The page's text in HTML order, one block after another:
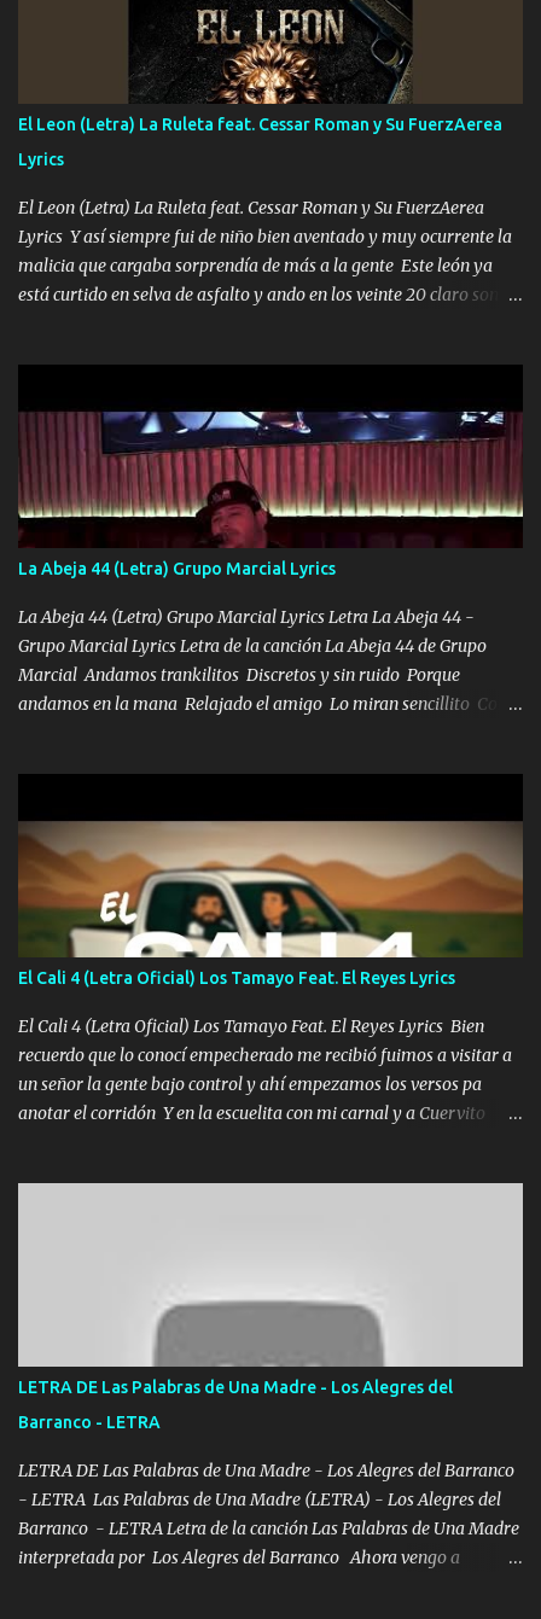
Música Si es que salta algún problema de confianza tengo gente
ahí está el Hombre Cuarenta y también Pariente 7 arreglan
cualquier problema no más es cuestión que ordené NOS HACE
FALTA UN HERMANO DE CLAVE ERA EL 24 SIEMPRE FUE UN
HOMBRE VALIENTE POR ALGO M'URIÓ PELEAND0 SIEMPRE
VIO POR LA FAMILIA PARA QUE SIGA EL LEGADO Es el DOS de
los HERMANOS un cerebro inteligente y com...
El Leon (Letra) La Ruleta feat. Cessar Roman y Su FuerzAerea
Lyrics
El Leon (Letra) La Ruleta feat. Cessar Roman y Su FuerzAerea
Lyrics Y así siempre fui de niño bien aventado y muy ocurrente la
malicia que cargaba sorprendía de más a la gente Este león ya
está curtido en selva de asfalto y ando en los veinte 20 claro son
pa más pues hay charola les voy a dar hasta topar pues no hay de
otra Música Surcando bien mi camino voy por mi línea no veo a
los lados aquel que no corre vuela no se me duerm voy chicoteado
Ya pasé varias hazañas ya tienen rato que me agarran el colmillo
de este León los estatales no sé esperaron Al tiro esta la PrimiZa
también la nueve que cargo al lado doy la mano al que su amigo y
al traicionero damos pa abajo Y No me paran aquí hay pa más
pues hay charola les voy a dar hasta topar pues no hay de otra...
La Abeja 44 (Letra) Grupo Marcial Lyrics
La Abeja 44 (Letra) Grupo Marcial Lyrics Letra La Abeja 44 -
Grupo Marcial Lyrics Letra de la canción La Abeja 44 de Grupo
Marcial Andamos trankilitos Discretos y sin ruido Porque
andamos en la mana Relajado el amigo Lo miran sencillito Con
coronamos Se jala los marciales Y sus guitarras ya van sonando
Un gallardo me prendo Para agarrar el vuelo y la mente y
tranquilizando Tomense un buen trago Y así es como empezamos
los versos que voy cantando (Music) A vido alta y bajas La carreta
se atora Pero nunca le aflojamos Ya me han pasado cosas Y
aunque ustedes no sepan Pero la vida es muy corta Hay que
echarle chingazos Y seguir trabajando porque nada es...
El Cali 4 (Letra Oficial) Los Tamayo Feat. El Reyes Lyrics
El Cali 4 (Letra Oficial) Los Tamayo Feat. El Reyes Lyrics Bien
recuerdo que lo conocí empecherado me recibió fuimos a visitar a
un señor la gente bajo control y ahí empezamos los versos pa
anotar el corridón Y en la escuelita con mi carnal y a Cuervito
verde se le extraña pa que sepan Aquí Pura GENTE DE LA RANA 🐸
POR CLAVE ES EL CALI 4 EN LA CIUDAD TIJUANA Música Al
tirante andamos mi carnal atento a cualquier necesidad no porque
se ve limpio el camino nos confiamos al andar y nunca con la
misma piedra me vuelvo a tropezar Cuando ando de enamorado
en corto me tiró a per...
LETRA DE Las Palabras de Una Madre - Los Alegres del
Barranco - LETRA
LETRA DE Las Palabras de Una Madre - Los Alegres del Barranco
- LETRA Las Palabras de Una Madre (LETRA) - Los Alegres del
Barranco - LETRA Letra de la canción Las Palabras de Una Madre
interpretada por Los Alegres del Barranco Ahora vengo a